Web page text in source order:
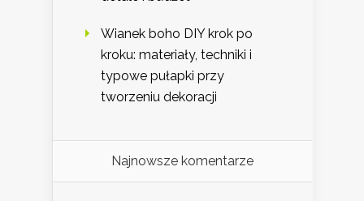
Wianek boho DIY krok po
kroku: materiały, techniki i
typowe pułapki przy
tworzeniu dekoracji
Najnowsze komentarze